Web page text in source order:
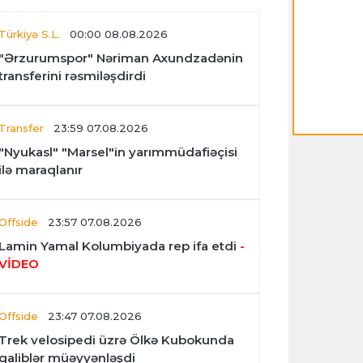
S.L. 00:00 08.08.2026
Nəriman Axundzadənin
rəsmiləşdirdi
23:59 07.08.2026
"Marsel"in yarımmüdafiəçisi
maraqlanır
23:57 07.08.2026
Yamal Kolumbiyada rep ifa etdi -
23:47 07.08.2026
velosipedi üzrə Ölkə Kubokunda
müəyyənləşdi